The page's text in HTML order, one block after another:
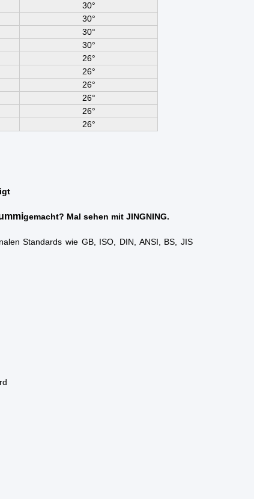
30°
30°
30°
30°
26°
26°
26°
26°
26°
26°
gemacht? Mal sehen mit JINGNING.
Standards wie GB, ISO, DIN, ANSI, BS, JIS